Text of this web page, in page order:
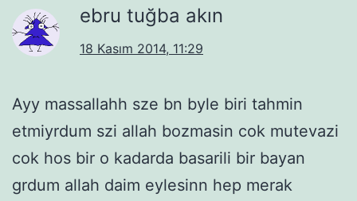
ebru tuğba akın
18 Kasım 2014, 11:29
Ayy massallahh sze bn byle biri tahmin
etmiyrdum szi allah bozmasin cok mutevazi
cok hos bir o kadarda basarili bir bayan
grdum allah daim eylesinn hep merak